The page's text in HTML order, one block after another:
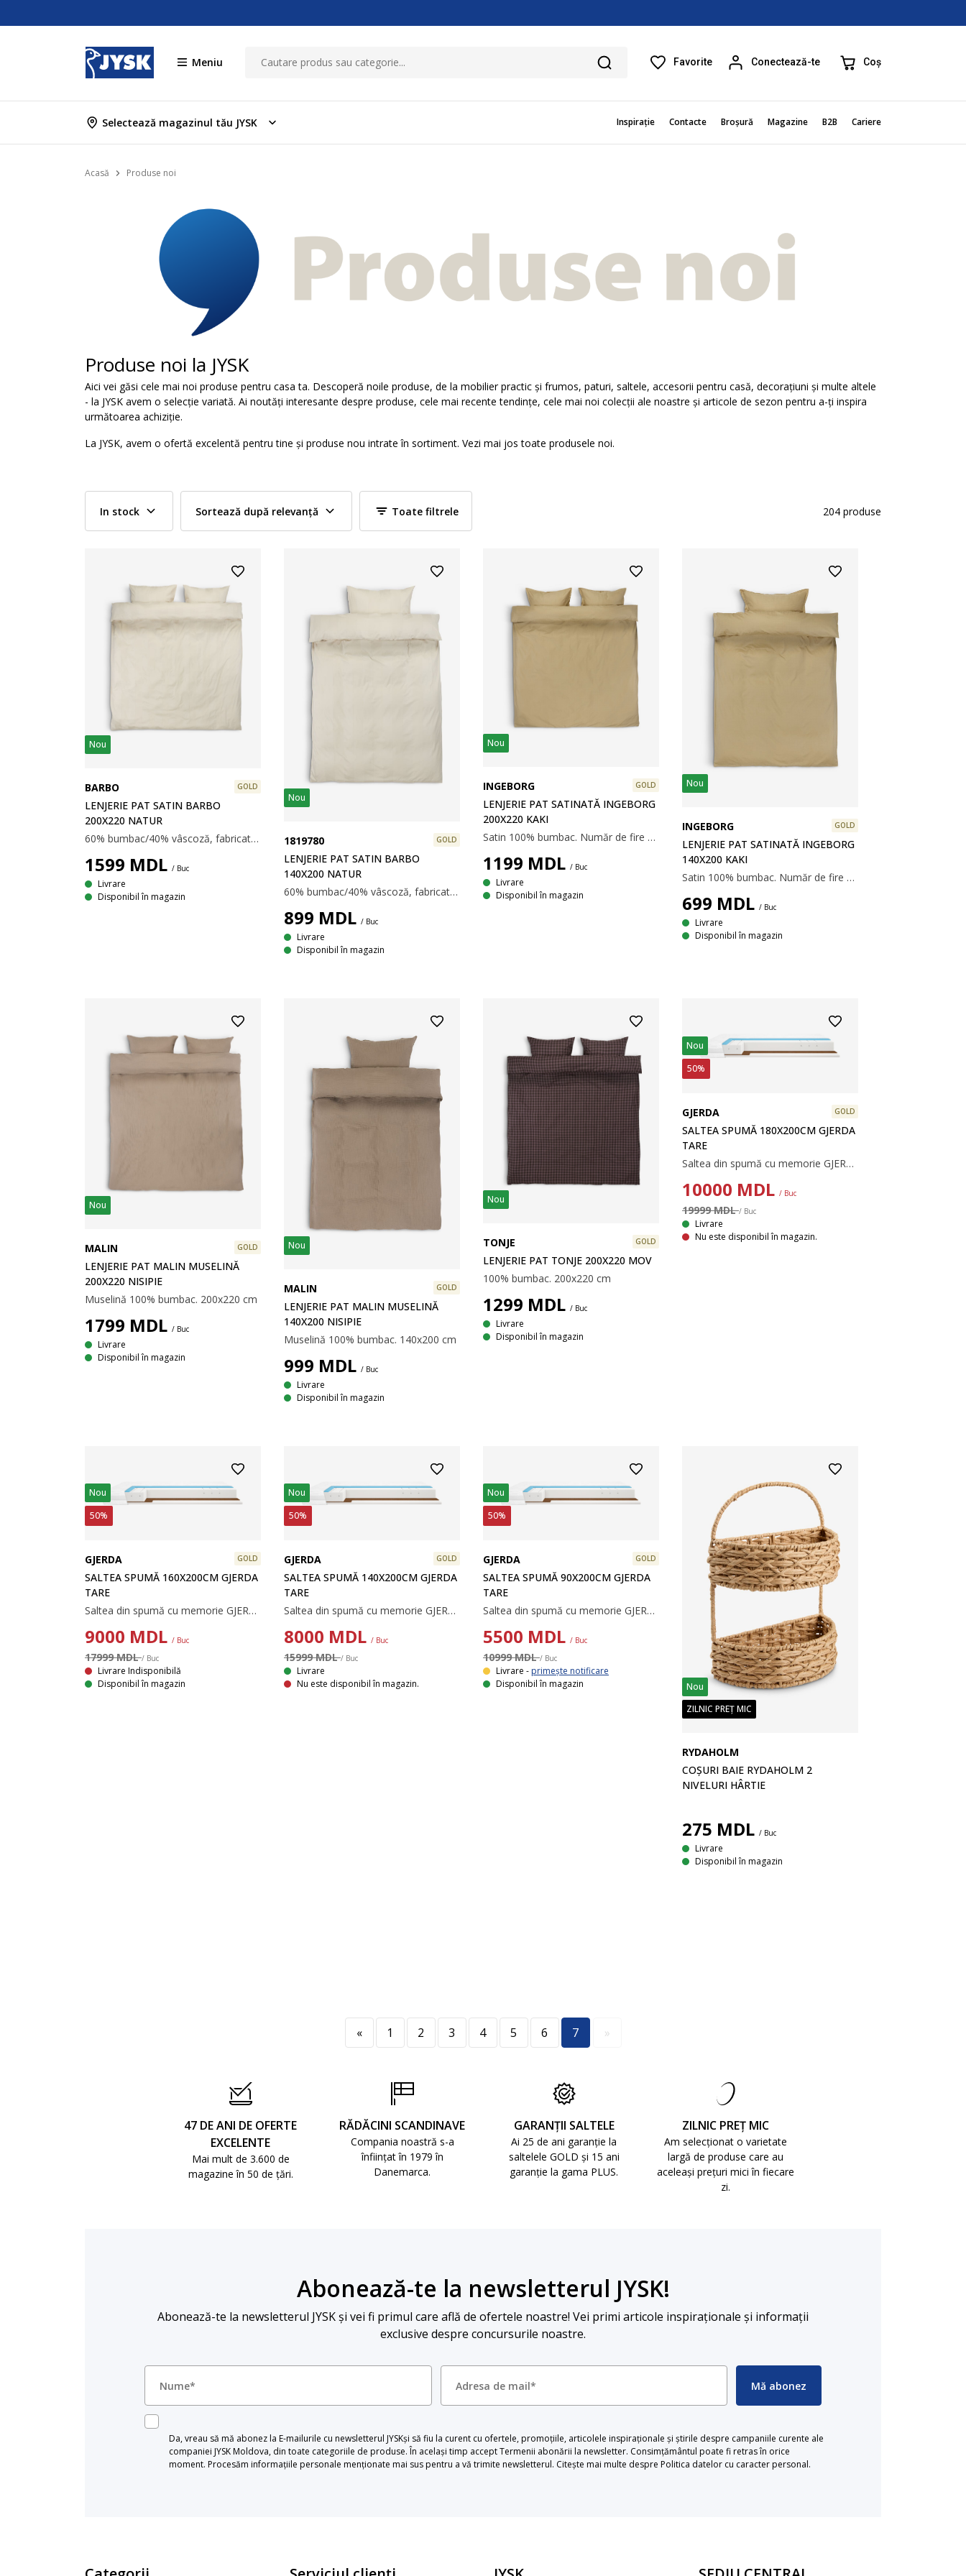
Meniu Favorite Conectează-te Coș
Selectează magazinul tău JYSK Inspirație Contacte Broșură Magazine B2B Cariere
Acasă Produse noi
Produse noi la JYSK
Aici vei găsi cele mai noi produse pentru casa ta. Descoperă noile produse, de la mobilier practic și frumos, paturi, saltele, accesorii pentru casă, decorațiuni și multe altele
- la JYSK avem o selecție variată. Ai noutăți interesante despre produse, cele mai recente tendințe, cele mai noi colecții ale noastre și articole de sezon pentru a-ți inspira
următoarea achiziție.
La JYSK, avem o ofertă excelentă pentru tine și produse nou intrate în sortiment. Vezi mai jos toate produsele noi.
In stock Sortează după relevanță Toate filtrele 204 produse
Nou
BARBO GOLD
LENJERIE PAT SATIN BARBO
200X220 NATUR
60% bumbac/40% vâscoză, fabricată din bambus. 200x220 cm
1599 MDL / Buc
Livrare
Disponibil în magazin
Nou
1819780 GOLD
LENJERIE PAT SATIN BARBO
140X200 NATUR
60% bumbac/40% vâscoză, fabricată din bambus. 140x200 cm
899 MDL / Buc
Livrare
Disponibil în magazin
Nou
INGEBORG GOLD
LENJERIE PAT SATINATĂ INGEBORG
200X220 KAKI
Satin 100% bumbac. Număr de fire 300. Nu necesită călcare. 200x220 cm
1199 MDL / Buc
Livrare
Disponibil în magazin
Nou
INGEBORG GOLD
LENJERIE PAT SATINATĂ INGEBORG
140X200 KAKI
Satin 100% bumbac. Număr de fire 300. Nu necesită călcare. 140x200 cm
699 MDL / Buc
Livrare
Disponibil în magazin
Nou
MALIN GOLD
LENJERIE PAT MALIN MUSELINĂ
200X220 NISIPIE
Muselină 100% bumbac. 200x220 cm
1799 MDL / Buc
Livrare
Disponibil în magazin
Nou
MALIN GOLD
LENJERIE PAT MALIN MUSELINĂ
140X200 NISIPIE
Muselină 100% bumbac. 140x200 cm
999 MDL / Buc
Livrare
Disponibil în magazin
Nou
TONJE GOLD
LENJERIE PAT TONJE 200X220 MOV
100% bumbac. 200x220 cm
1299 MDL / Buc
Livrare
Disponibil în magazin
Nou
50%
GJERDA GOLD
SALTEA SPUMĂ 180X200CM GJERDA
TARE
Saltea din spumă cu memorie GJERDA 180x200 cm de la DREAMZONE® este o saltea cu fermitate tare, concepută pentru a oferi sprijin și confort pe tot parcursul nopții. Saltelele din spumă oferă stabilitate și se mulează bine pe corp. Stratul de spumă cu memorie AIR ajută la ameliorarea presiunii, astfel încât să te poți bucura de un somn odihnitor.
10000 MDL / Buc
19999 MDL/ Buc
Livrare
Nu este disponibil în magazin.
Nou
50%
GJERDA GOLD
SALTEA SPUMĂ 160X200CM GJERDA
TARE
Saltea din spumă cu memorie GJERDA 160x200 cm de la DREAMZONE® este o saltea cu fermitate tare, concepută pentru a oferi sprijin și confort pe tot parcursul nopții. Saltelele din spumă oferă stabilitate și se mulează bine pe corp. Stratul de spumă cu memorie AIR ajută la ameliorarea presiunii, astfel încât să te poți bucura de un somn odihnitor.
9000 MDL / Buc
17999 MDL/ Buc
Livrare Indisponibilă
Disponibil în magazin
Nou
50%
GJERDA GOLD
SALTEA SPUMĂ 140X200CM GJERDA
TARE
Saltea din spumă cu memorie GJERDA 140x200 cm de la DREAMZONE® este o saltea cu fermitate tare, concepută pentru a oferi sprijin și confort pe tot parcursul nopții. Saltelele din spumă oferă stabilitate și se mulează bine pe corp. Stratul de spumă cu memorie AIR ajută la ameliorarea presiunii, astfel încât să te poți bucura de un somn odihnitor.
8000 MDL / Buc
15999 MDL/ Buc
Livrare
Nu este disponibil în magazin.
Nou
50%
GJERDA GOLD
SALTEA SPUMĂ 90X200CM GJERDA
TARE
Saltea din spumă cu memorie GJERDA 90x200 cm de la DREAMZONE® este o saltea cu fermitate tare, concepută pentru a oferi sprijin și confort pe tot parcursul nopții. Saltelele din spumă oferă stabilitate și se mulează bine pe corp. Stratul de spumă cu memorie AIR ajută la ameliorarea presiunii, astfel încât să te poți bucura de un somn odihnitor.
5500 MDL / Buc
10999 MDL/ Buc
Livrare - primește notificare
Disponibil în magazin
Nou
ZILNIC PREȚ MIC
RYDAHOLM
COȘURI BAIE RYDAHOLM 2
NIVELURI HÂRTIE
275 MDL / Buc
Livrare
Disponibil în magazin
« 1 2 3 4 5 6 7 »
47 DE ANI DE OFERTE
EXCELENTE
Mai mult de 3.600 de
magazine în 50 de țări.
RĂDĂCINI SCANDINAVE
Compania noastră s-a
înființat în 1979 în
Danemarca.
GARANȚII SALTELE
Ai 25 de ani garanție la
saltelele GOLD și 15 ani
garanție la gama PLUS.
ZILNIC PREȚ MIC
Am selecționat o varietate
largă de produse care au
aceleași prețuri mici în fiecare
zi.
Abonează-te la newsletterul JYSK!
Abonează-te la newsletterul JYSK și vei fi primul care află de ofertele noastre! Vei primi articole inspiraționale și informații
exclusive despre concursurile noastre.
Mă abonez
Da, vreau să mă abonez la E-mailurile cu newsletterul JYSKși să fiu la curent cu ofertele, promoțiile, articolele inspiraționale și știrile despre campaniile curente ale
companiei JYSK Moldova, din toate categoriile de produse. În același timp accept Termenii abonării la newsletter. Consimțământul poate fi retras în orice
moment. Procesăm informațiile personale menționate mai sus pentru a vă trimite newsletterul. Citește mai multe despre Politica datelor cu caracter personal.